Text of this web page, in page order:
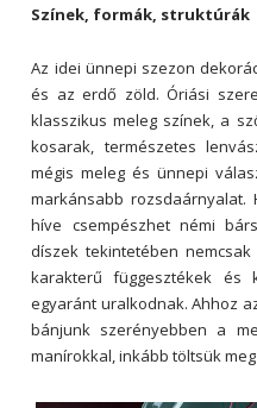
Színek, formák, struktúrák
Az idei ünnepi szezon
és az erdő zöld. Óriási
klasszikus meleg színek, a
kosarak, természetes
mégis meleg és ünnepi
markánsabb
híve csempészhet némi
díszek tekintetében
karakterű függesztékek és
egyaránt uralkodnak. Ahhoz
bánjunk szerényebben a
manírokkal, inkább töltsük